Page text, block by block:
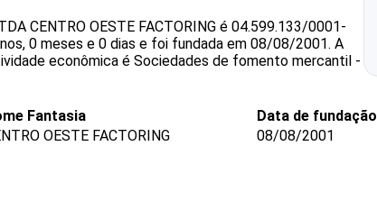
CENTRO OESTE FACTORING é 04.599.133/0001-
0 meses e 0 dias e foi fundada em 08/08/2001. A
econômica é Sociedades de fomento mercantil -
Fantasia
OESTE FACTORING
Data de fundação
08/08/2001